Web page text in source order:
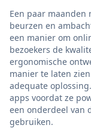
Een paar
beurzen en
een manier om
bezoekers de
ergonomische
manier te laten
adequate
apps voordat ze
een onderdeel van
gebruiken.